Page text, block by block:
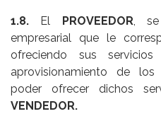
1.8. El PROVEEDOR ,
empresarial que le
ofreciendo sus
aprovisionamiento de los
poder ofrecer dichos
VENDEDOR.